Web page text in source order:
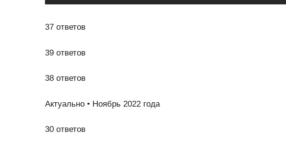
37 ответов
39 ответов
38 ответов
Актуально • Ноябрь 2022 года
30 ответов